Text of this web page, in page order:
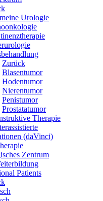
Urologie
Zurück
Blasentumor
Hodentumor
Nierentumor
Penistumor
Prostatatumor
Therapie
(daVinci)
Zentrum
Patients